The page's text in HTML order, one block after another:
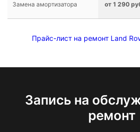
Замена амортизатора от 1 290
Прайс-лист на ремонт Land
Запись на
ремонт